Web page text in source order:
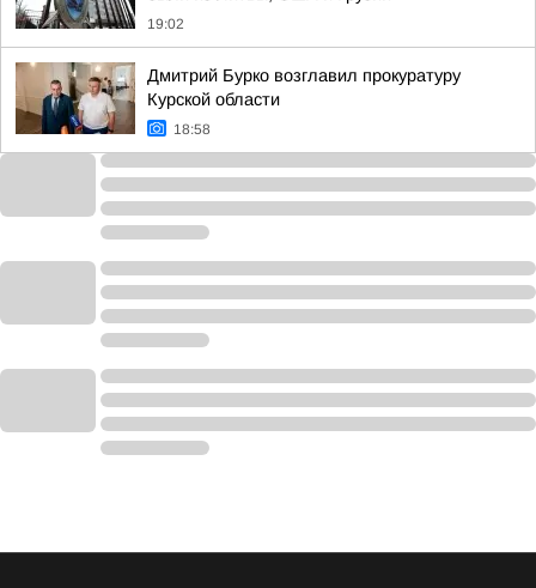
19:02
Дмитрий Бурко возглавил прокуратуру
Курской области
18:58